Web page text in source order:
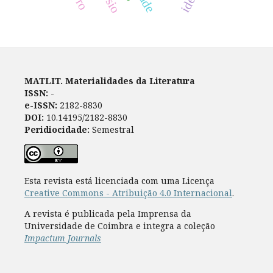
MATLIT. Materialidades da Literatura
ISSN: -
e-ISSN: 2182-8830
DOI: 10.14195/2182-8830
Peridiocidade: Semestral
Esta revista está licenciada com uma Licença
Creative Commons - Atribuição 4.0 Internacional.
A revista é publicada pela Imprensa da
Universidade de Coimbra e integra a coleção
Impactum Journals